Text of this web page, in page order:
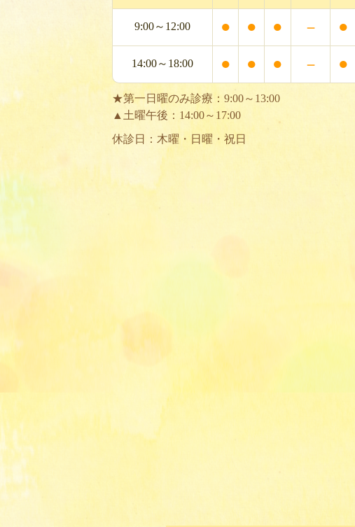
9:00～12:00 ● ● ● － ●
14:00～18:00 ● ● ● － ●
★第一日曜のみ診療：9:00～13:00
▲土曜午後：14:00～17:00
休診日：木曜・日曜・祝日